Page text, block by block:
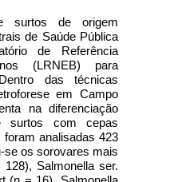
surtos de origem
de Saúde Pública
de Referência
(LRNEB) para
das técnicas
em Campo
na diferenciação
surtos com cepas
analisadas 423
se os sorovares mais
Salmonella ser.